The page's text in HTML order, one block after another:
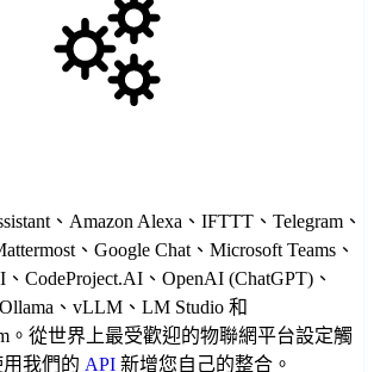
、Amazon Alexa、IFTTT、Telegram、
、Google Chat、Microsoft Teams、
CodeProject.AI、OpenAI (ChatGPT)、
、vLLM、LM Studio 和
。從世界上最受歡迎的物聯網平台設定觸
我們的 API 新增您自己的整合。